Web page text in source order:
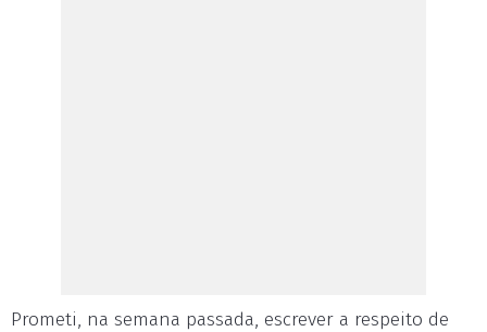
Prometi, na semana passada, escrever a respeito de